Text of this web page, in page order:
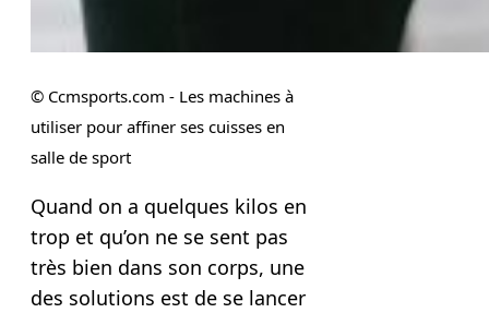
© Ccmsports.com - Les machines à
utiliser pour affiner ses cuisses en
salle de sport
Quand on a quelques kilos en
trop et qu’on ne se sent pas
très bien dans son corps, une
des solutions est de se lancer